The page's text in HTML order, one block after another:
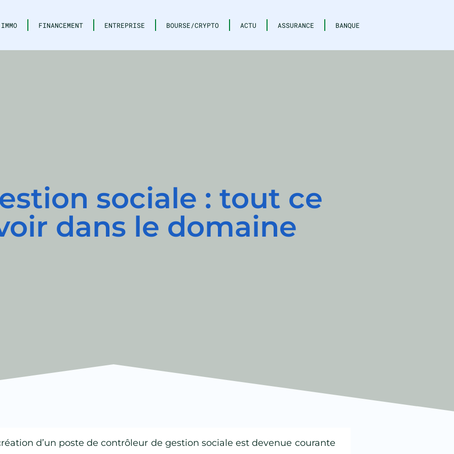
IMMO FINANCEMENT ENTREPRISE BOURSE/CRYPTO ACTU ASSURANCE BANQUE
sociale : tout ce
dans le domaine
d’un poste de contrôleur de gestion sociale est devenue courante